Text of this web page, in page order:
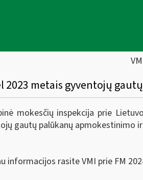
2023 metais gyventojų
mokesčių inspekcija prie
gautų palūkanų apmokestinimo
informacijos rasite VMI prie FM